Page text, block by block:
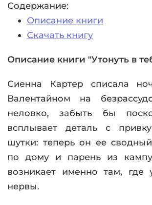
Содержание:
Описание книги
Скачать книгу
Описание книги "Утонуть в
Сиенна Картер списала
Валентайном на
неловко, забыть бы
всплывает деталь с
шутки: теперь он ее
по дому и парень из
возникает именно там, где
нервы.